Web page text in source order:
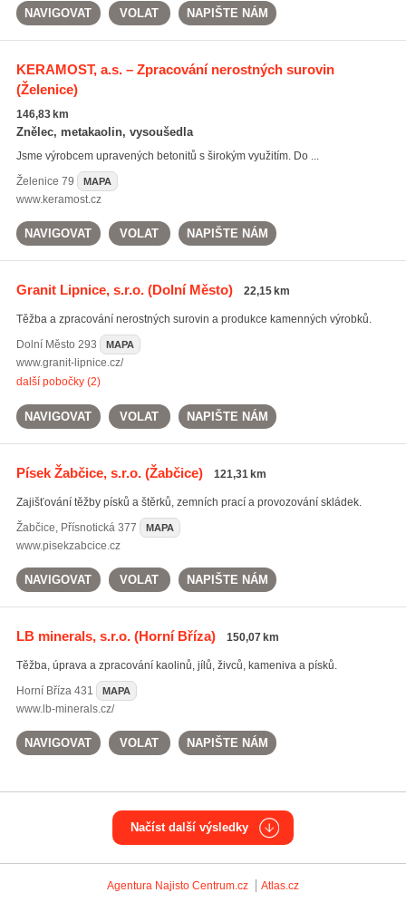
NAVIGOVAT VOLAT NAPIŠTE NÁM
KERAMOST, a.s. – Zpracování nerostných surovin
(Želenice)
146,83 km
Znělec, metakaolin, vysoušedla
Jsme výrobcem upravených betonitů s širokým využitím. Do ...
Želenice 79 MAPA
www.keramost.cz
NAVIGOVAT VOLAT NAPIŠTE NÁM
Granit Lipnice, s.r.o.(Dolní Město) 22,15 km
Těžba a zpracování nerostných surovin a produkce kamenných výrobků.
Dolní Město 293 MAPA
www.granit-lipnice.cz/
další pobočky (2)
NAVIGOVAT VOLAT NAPIŠTE NÁM
Písek Žabčice, s.r.o.(Žabčice) 121,31 km
Zajišťování těžby písků a štěrků, zemních prací a provozování skládek.
Žabčice, Přísnotická 377 MAPA
www.pisekzabcice.cz
NAVIGOVAT VOLAT NAPIŠTE NÁM
LB minerals, s.r.o.(Horní Bříza) 150,07 km
Těžba, úprava a zpracování kaolinů, jílů, živců, kameniva a písků.
Horní Bříza431 MAPA
www.lb-minerals.cz/
NAVIGOVAT VOLAT NAPIŠTE NÁM
Načíst další výsledky
Agentura Najisto Centrum.cz Atlas.cz